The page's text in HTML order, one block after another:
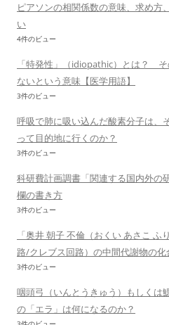
ピアソンの相関係数の意味、求め方
い
4件のビュー
「特発性」（idiopathic）とは？
ないという意味【医学用語】
3件のビュー
呼吸で肺に吸い込んだ酸素分子は、
って目的地に行くのか？
3件のビュー
科研費計画調書「関連する国内外の
欄の書き方
3件のビュー
「奥井 朝子 不倫（おくい あさこ ふ
路/クレブス回路）の中間代謝物の
3件のビュー
咽頭弓（いんとうきゅう）もしくは
の「エラ」は何になるのか？